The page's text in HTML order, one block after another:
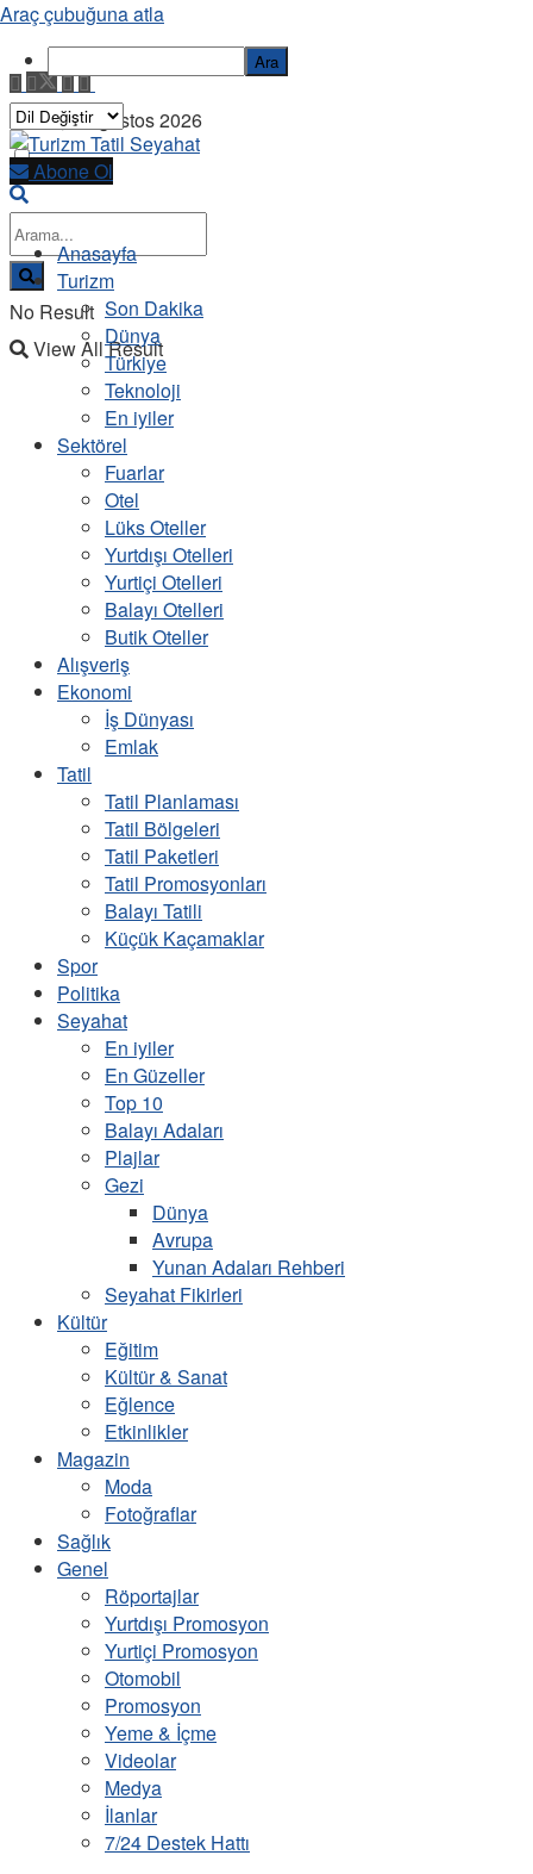
Cuma, 7 Ağustos 2026
No Result
View All Result
Abone Ol
Anasayfa
Turizm
Son Dakika
Dünya
Türkiye
Teknoloji
En iyiler
Sektörel
Fuarlar
Otel
Lüks Oteller
Yurtdışı Otelleri
Yurtiçi Otelleri
Balayı Otelleri
Butik Oteller
Alışveriş
Ekonomi
İş Dünyası
Emlak
Tatil
Tatil Planlaması
Tatil Bölgeleri
Tatil Paketleri
Tatil Promosyonları
Balayı Tatili
Küçük Kaçamaklar
Spor
Politika
Seyahat
En iyiler
En Güzeller
Top 10
Balayı Adaları
Plajlar
Gezi
Dünya
Avrupa
Yunan Adaları Rehberi
Seyahat Fikirleri
Kültür
Eğitim
Kültür & Sanat
Eğlence
Etkinlikler
Magazin
Moda
Fotoğraflar
Sağlık
Genel
Röportajlar
Yurtdışı Promosyon
Yurtiçi Promosyon
Otomobil
Promosyon
Yeme & İçme
Videolar
Medya
İlanlar
7/24 Destek Hattı
Araç çubuğuna atla
Ara